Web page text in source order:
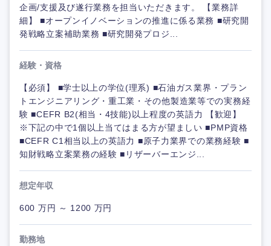
企画/支援及び遂行業務を担当いただきます。 【業務詳
細】 ■オープンイノベーションの推進に係る業務 ■研究開
発戦略立案補助業務 ■研究開発プロジ...
経験・資格
【必須】 ■学士以上の学位(理系) ■石油ガス業界・プラン
トエンジニアリング・重工業・その他製造業等での実務経
験 ■CEFR B2(相当・4技能)以上程度の英語力 【歓迎】
※下記の中で1個以上当てはまる方が望ましい ■PMP資格
■CEFR C1相当以上の英語力 ■原子力業界での業務経験 ■
知財戦略立案業務の経験 ■リザーバーエンジ...
想定年収
600 万円 ～ 1200 万円
勤務地